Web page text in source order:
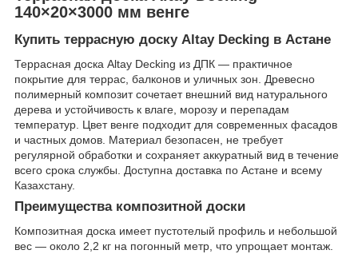
140×20×3000 мм венге
Купить террасную доску Altay Decking в Астане
Террасная доска Altay Decking из ДПК — практичное
покрытие для террас, балконов и уличных зон. Древесно
полимерный композит сочетает внешний вид натурального
дерева и устойчивость к влаге, морозу и перепадам
температур. Цвет венге подходит для современных фасадов
и частных домов. Материал безопасен, не требует
регулярной обработки и сохраняет аккуратный вид в течение
всего срока службы. Доступна доставка по Астане и всему
Казахстану.
Преимущества композитной доски
Композитная доска имеет пустотелый профиль и небольшой
вес — около 2,2 кг на погонный метр, что упрощает монтаж.